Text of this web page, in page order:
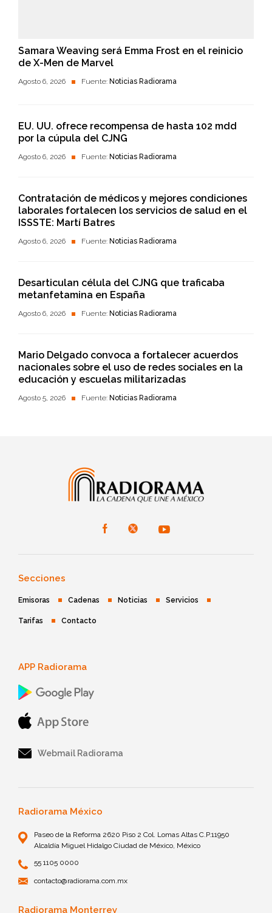
Samara Weaving será Emma Frost en el reinicio
de X-Men de Marvel
Agosto 6, 2026 Fuente: Noticias Radiorama
EU. UU. ofrece recompensa de hasta 102 mdd
por la cúpula del CJNG
Agosto 6, 2026 Fuente: Noticias Radiorama
Contratación de médicos y mejores condiciones
laborales fortalecen los servicios de salud en el
ISSSTE: Martí Batres
Agosto 6, 2026 Fuente: Noticias Radiorama
Desarticulan célula del CJNG que traficaba
metanfetamina en España
Agosto 6, 2026 Fuente: Noticias Radiorama
Mario Delgado convoca a fortalecer acuerdos
nacionales sobre el uso de redes sociales en la
educación y escuelas militarizadas
Agosto 5, 2026 Fuente: Noticias Radiorama
Secciones
Emisoras Cadenas Noticias Servicios
Tarifas Contacto
APP Radiorama
Webmail Radiorama
Radiorama México
Paseo de la Reforma 2620 Piso 2 Col. Lomas Altas C.P.11950
Alcaldía Miguel Hidalgo Ciudad de México, México
55 1105 0000
contacto@radiorama.com.mx
Radiorama Monterrey